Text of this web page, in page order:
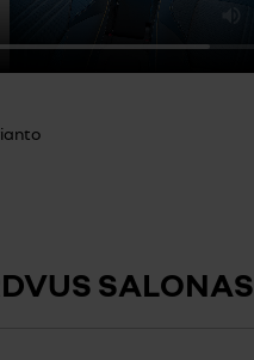
SALONAS